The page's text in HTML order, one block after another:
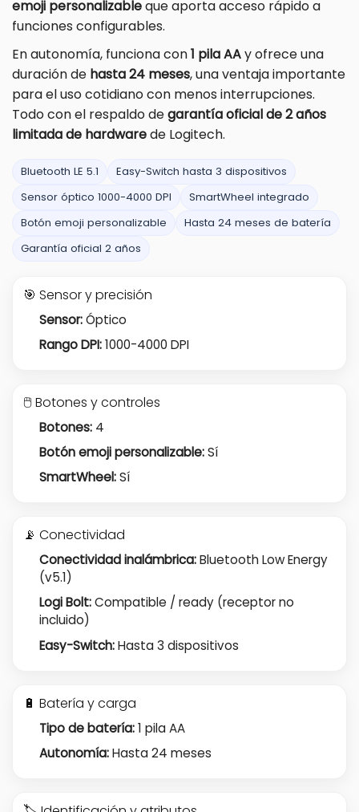
emoji personalizableque aporta acceso rápido a
funciones configurables.
En autonomía, funciona con1 pila AAy ofrece una
duración de hasta 24 meses, una ventaja importante
para el uso cotidiano con menos interrupciones.
Todo con el respaldo degarantía oficial de 2 años
limitada de hardwarede Logitech.
Bluetooth LE 5.1
Easy-Switch hasta 3 dispositivos
Sensor óptico 1000-4000 DPI
SmartWheel integrado
Botón emoji personalizable
Hasta 24 meses de batería
Garantía oficial 2 años
🎯 Sensor y precisión
Sensor:Óptico
Rango DPI:1000-4000 DPI
🖱️ Botones y controles
Botones:4
Botón emoji personalizable:Sí
SmartWheel:Sí
📡 Conectividad
Conectividad inalámbrica:Bluetooth Low Energy
(v5.1)
Logi Bolt:Compatible / ready (receptor no
incluido)
Easy-Switch:Hasta 3 dispositivos
🔋 Batería y carga
Tipo de batería:1 pila AA
Autonomía:Hasta 24 meses